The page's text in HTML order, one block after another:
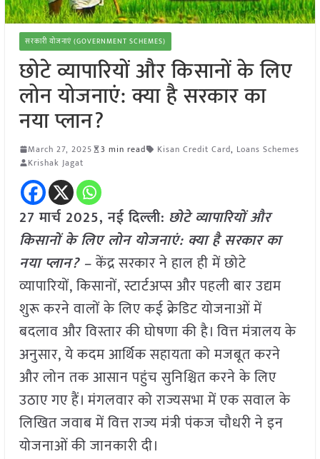
सरकारी योजनाएं (GOVERNMENT SCHEMES)
छोटे व्यापारियों और किसानों के लिए
लोन योजनाएं: क्या है सरकार का
नया प्लान?
March 27, 2025 3 min read Kisan Credit Card, Loans Schemes
Krishak Jagat
27 मार्च 2025, नई दिल्ली: छोटे व्यापारियों और
किसानों के लिए लोन योजनाएं: क्या है सरकार का
नया प्लान? –केंद्र सरकार ने हाल ही में छोटे
व्यापारियों, किसानों, स्टार्टअप्स और पहली बार उद्यम
शुरू करने वालों के लिए कई क्रेडिट योजनाओं में
बदलाव और विस्तार की घोषणा की है। वित्त मंत्रालय के
अनुसार, ये कदम आर्थिक सहायता को मजबूत करने
और लोन तक आसान पहुंच सुनिश्चित करने के लिए
उठाए गए हैं। मंगलवार को राज्यसभा में एक सवाल के
लिखित जवाब में वित्त राज्य मंत्री पंकज चौधरी ने इन
योजनाओं की जानकारी दी।